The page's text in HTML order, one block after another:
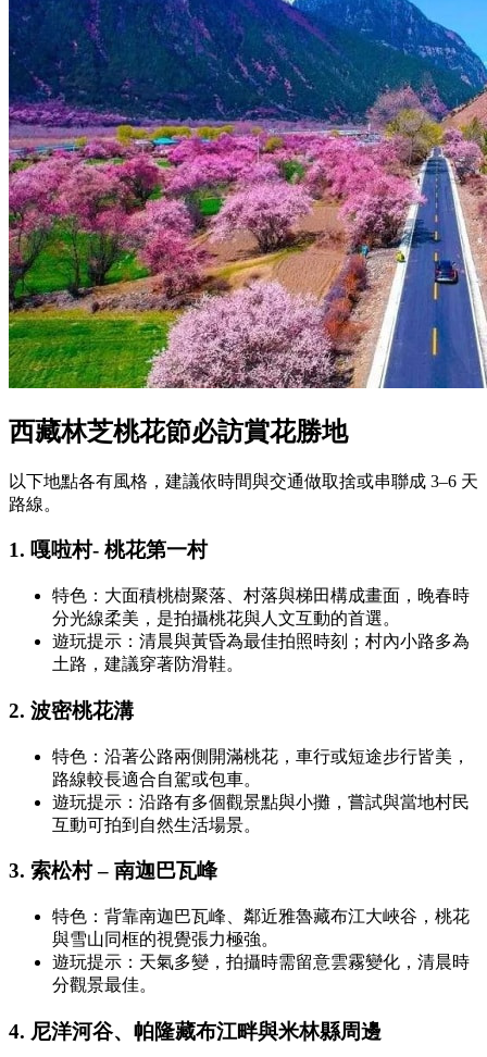
西藏林芝桃花節必訪賞花勝地
以下地點各有風格，建議依時間與交通做取捨或串聯成 3–6 天
路線。
1. 嘎啦村- 桃花第一村
特色：大面積桃樹聚落、村落與梯田構成畫面，晚春時
分光線柔美，是拍攝桃花與人文互動的首選。
遊玩提示：清晨與黃昏為最佳拍照時刻；村內小路多為
土路，建議穿著防滑鞋。
2. 波密桃花溝
特色：沿著公路兩側開滿桃花，車行或短途步行皆美，
路線較長適合自駕或包車。
遊玩提示：沿路有多個觀景點與小攤，嘗試與當地村民
互動可拍到自然生活場景。
3. 索松村 – 南迦巴瓦峰
特色：背靠南迦巴瓦峰、鄰近雅魯藏布江大峽谷，桃花
與雪山同框的視覺張力極強。
遊玩提示：天氣多變，拍攝時需留意雲霧變化，清晨時
分觀景最佳。
4. 尼洋河谷、帕隆藏布江畔與米林縣周邊